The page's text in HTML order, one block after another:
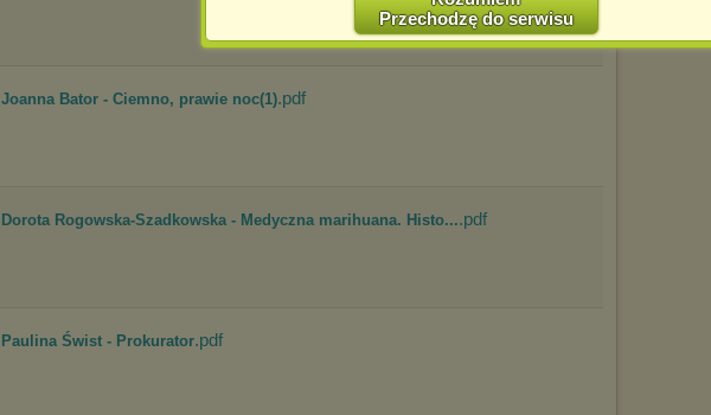
Jednocześnie informujemy że zmiana ustawień przeglądarki może
spowodować ograniczenie korzystania ze strony Chomikuj.pl.
prosimy o opuszczenie serwisu chomikuj.pl.
będzie dopasowana do Twoich preferencji, a będzie to reklama
Przechodzę do serwisu
Joanna Bator - Ciemno, prawie noc(1).pdf
Dorota Rogowska-Szadkowska - Medyczna marihuana. Histo....pdf
Paulina Świst - Prokurator.pdf